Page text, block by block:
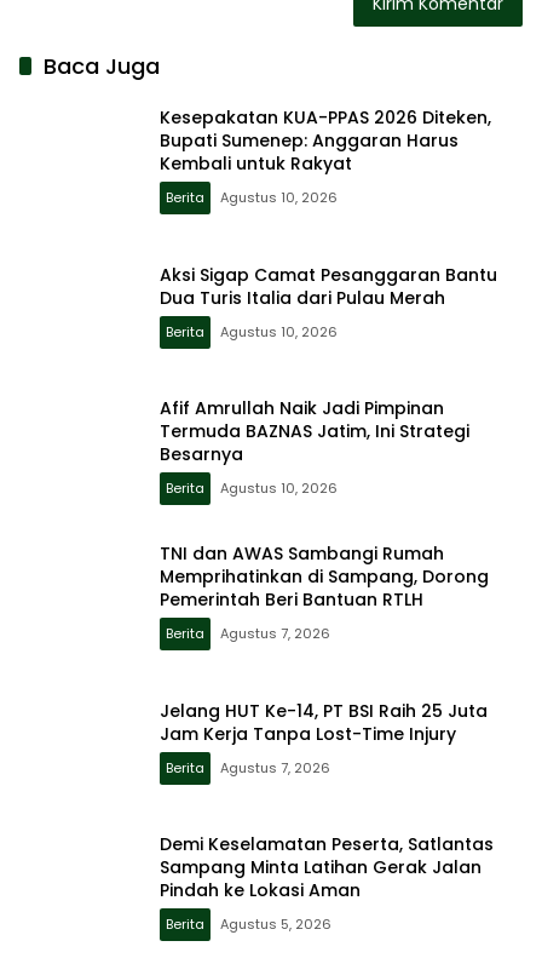
Baca Juga
Kesepakatan KUA-PPAS 2026 Diteken,
Bupati Sumenep: Anggaran Harus
Kembali untuk Rakyat
Berita Agustus 10, 2026
Aksi Sigap Camat Pesanggaran Bantu
Dua Turis Italia dari Pulau Merah
Berita Agustus 10, 2026
Afif Amrullah Naik Jadi Pimpinan
Termuda BAZNAS Jatim, Ini Strategi
Besarnya
Berita Agustus 10, 2026
TNI dan AWAS Sambangi Rumah
Memprihatinkan di Sampang, Dorong
Pemerintah Beri Bantuan RTLH
Berita Agustus 7, 2026
Jelang HUT Ke-14, PT BSI Raih 25 Juta
Jam Kerja Tanpa Lost-Time Injury
Berita Agustus 7, 2026
Demi Keselamatan Peserta, Satlantas
Sampang Minta Latihan Gerak Jalan
Pindah ke Lokasi Aman
Berita Agustus 5, 2026